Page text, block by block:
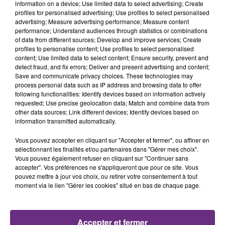
L'INSPECTION DU TRAVAIL RAPPELLE À
L'ORDRE SUR LES CONDITIONS DE...
Alors que les dates de début des vendange 2026
s'est avéré être plus précoce que prévu,
l'inspection du Travail en profite pour rappeler
les conditions de...
UN FEU DE REMORQUE BLOQUE LA
CIRCULATION DANS LES ARDENNES
fin de matinée sur l'A34.
information on a device; Use limited data to select advertising; Create
profiles for personalised advertising; Use profiles to select personalised
advertising; Measure advertising performance; Measure content
performance; Understand audiences through statistics or combinations
of data from different sources; Develop and improve services; Create
profiles to personalise content; Use profiles to select personalised
content; Use limited data to select content; Ensure security, prevent and
detect fraud, and fix errors; Deliver and present advertising and content;
Save and communicate privacy choices. These technologies may
process personal data such as IP address and browsing data to offer
following functionalities: Identify devices based on information actively
requested; Use precise geolocation data; Match and combine data from
other data sources; Link different devices; Identify devices based on
information transmitted automatically.
Vous pouvez accepter en cliquant sur "Accepter et fermer", ou affiner en
sélectionnant les finalités et/ou partenaires dans "Gérer mes choix".
Vous pouvez également refuser en cliquant sur "Continuer sans
accepter". Vos préférences ne s'appliqueront que pour ce site. Vous
pouvez mettre à jour vos choix, ou retirer votre consentement à tout
moment via le lien "Gérer les cookies" situé en bas de chaque page.
Accepter et fermer